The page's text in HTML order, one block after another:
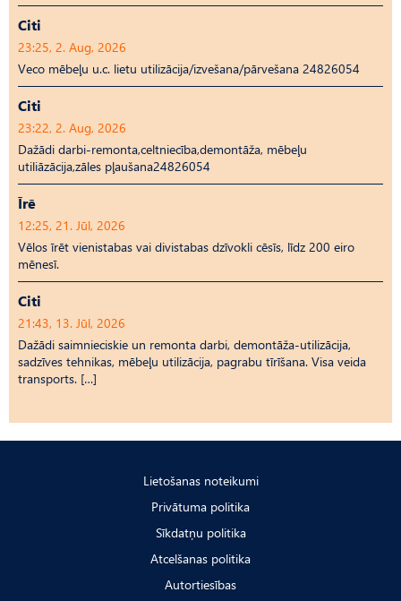
Citi
23:25, 2. Aug, 2026
Veco mēbeļu u.c. lietu utilizācija/izvešana/pārvešana 24826054
Citi
23:22, 2. Aug, 2026
Dažādi darbi-remonta,celtniecība,demontāža, mēbeļu
utiliāzācija,zāles pļaušana24826054
Īrē
12:25, 21. Jūl, 2026
Vēlos īrēt vienistabas vai divistabas dzīvokli cēsīs, līdz 200 eiro
mēnesī.
Citi
21:43, 13. Jūl, 2026
Dažādi saimnieciskie un remonta darbi, demontāža-utilizācija,
sadzīves tehnikas, mēbeļu utilizācija, pagrabu tīrīšana. Visa veida
transports. […]
Lietošanas noteikumi
Privātuma politika
Sīkdatņu politika
Atcelšanas politika
Autortiesības